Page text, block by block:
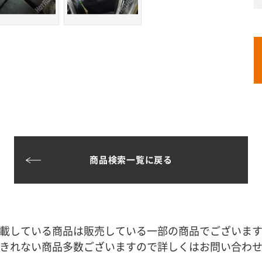
商品検索一覧に戻る
している商品は販売している一部の商品でございま
れない商品多数ございますので詳しくはお問い合わ